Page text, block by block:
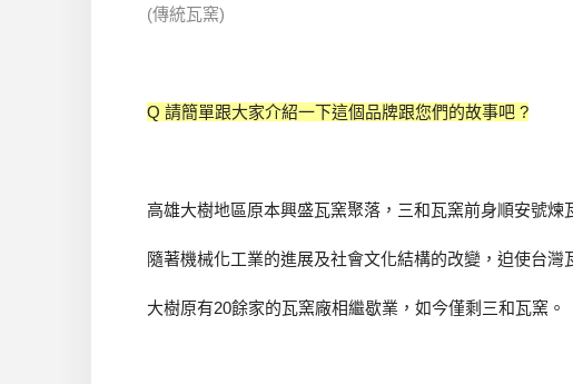
(傳統瓦窯)
Q 請簡單跟大家介紹一下這個品牌跟您們的故事吧 ?
高雄大樹地區原本興盛瓦窯聚落，三和瓦窯前身順安號煉
隨著機械化工業的進展及社會文化結構的改變，迫使台灣
大樹原有20餘家的瓦窯廠相繼歇業，如今僅剩三和瓦窯。